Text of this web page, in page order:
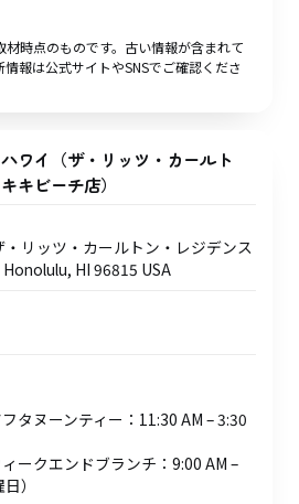
時点のものです。古い情報が含まれて
報は公式サイトやSNSでご確認くださ
ワイ（ザ・リッツ・カールト
キビーチ店）
リッツ・カールトン・レジデンス
HI 96815 USA
タヌーンティー：11:30 AM – 3:30
ークエンドブランチ：9:00 AM –
）